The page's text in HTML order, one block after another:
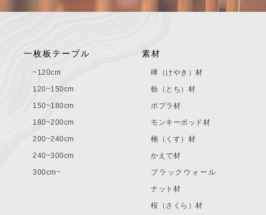
一枚板テーブル
~120cm
120~150cm
150~180cm
180~200cm
200~240cm
240~300cm
300cm~
素材
欅（けやき）材
栃（とち）材
ポプラ材
モンキーポッド材
楠（くす）材
かえで材
ブラックウォール
ナット材
桜（さくら）材